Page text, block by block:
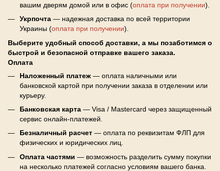
вашим дверям домой или в офис (оплата при получении).
Укрпочта — надежная доставка по всей территории
Украины (оплата при получении).
Выберите удобный способ доставки, а мы позаботимся о
быстрой и безопасной отправке вашего заказа.
Оплата
Наложенный платеж — оплата наличными или
банковской картой при получении заказа в отделении или
курьеру.
Банковская карта — Visa / Mastercard через защищенный
сервис онлайн-платежей.
Безналичный расчет — оплата по реквизитам ФЛП для
физических и юридических лиц.
Оплата частями — возможность разделить сумму покупки
на несколько платежей согласно условиям вашего банка.